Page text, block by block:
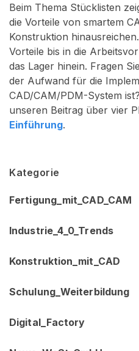
Beim Thema Stücklisten
die Vorteile von smartem
Konstruktion
Vorteile bis in die
das Lager hinein. Fragen
der Aufwand für die
CAD/CAM/PDM-System
unseren Beitrag über vier
Einführung.
Kategorie
Fertigung_mit_CAD_CAM
Industrie_4_0_Trends
Konstruktion_mit_CAD
Schulung_Weiterbildung
Digital_Factory